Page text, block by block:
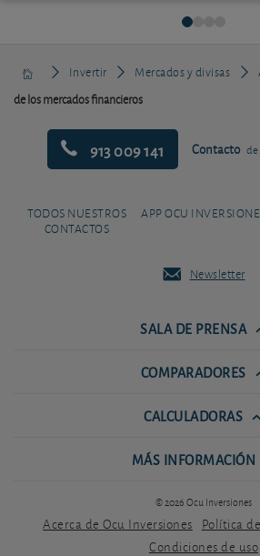
Invertir Mercados y divisas
de los mercados financieros
913 009 141 Contacto de
TODOS NUESTROS
CONTACTOS
APP OCU
Newsletter
SALA DE PRENSA
COMPARADORES
CALCULADORAS
MÁS INFORMACIÓN
© 2026 Ocu Inversiones
Acerca de Ocu Inversiones Política
Condiciones de uso